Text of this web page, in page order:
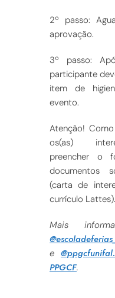
2º passo:
aprovação.
3º passo:
participante
item de
evento.
Atenção!
os(as)
preencher o
documentos
(carta de
currículo Lattes).
Mais
e
PPGCF.